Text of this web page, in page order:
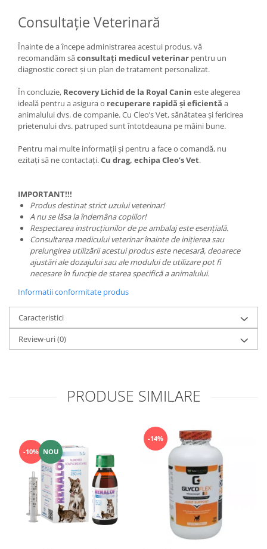
Consultație Veterinară
Înainte de a începe administrarea acestui produs, vă
recomandăm săconsultați medicul veterinar pentru un
diagnostic corect și un plan de tratament personalizat.
În concluzie, Recovery Lichid de la Royal Canin este alegerea
ideală pentru a asigura o recuperare rapidă și eficientă a
animalului dvs. de companie. Cu Cleo’s Vet, sănătatea și fericirea
prietenului dvs. patruped sunt întotdeauna pe mâini bune.
Pentru mai multe informații și pentru a face o comandă, nu
ezitați să ne contactați.Cu drag, echipa Cleo’s Vet.
IMPORTANT!!!
Produs destinat strict uzului veterinar!
A nu se lăsa la îndemâna copiilor!
Respectarea instrucțiunilor de pe ambalaj este esențială.
Consultarea medicului veterinar înainte de inițierea sau
prelungirea utilizării acestui produs este necesară, deoarece
ajustări ale dozajului sau ale modului de utilizare pot fi
necesare în funcție de starea specifică a animalului.
Informatii conformitate produs
Caracteristici
Review-uri(0)
PRODUSE SIMILARE
-10% NOU
-14%